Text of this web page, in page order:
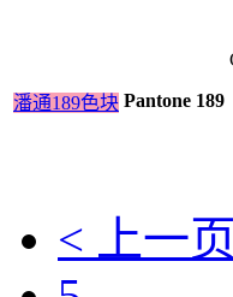
潘通189色块 Pantone 189
< 上一页